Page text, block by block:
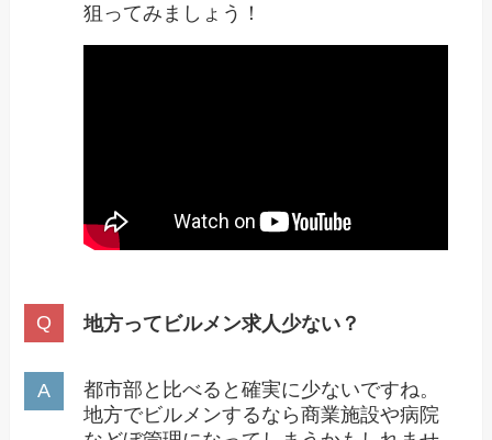
狙ってみましょう！
地方ってビルメン求人少ない？
都市部と比べると確実に少ないですね。
地方でビルメンするなら商業施設や病院